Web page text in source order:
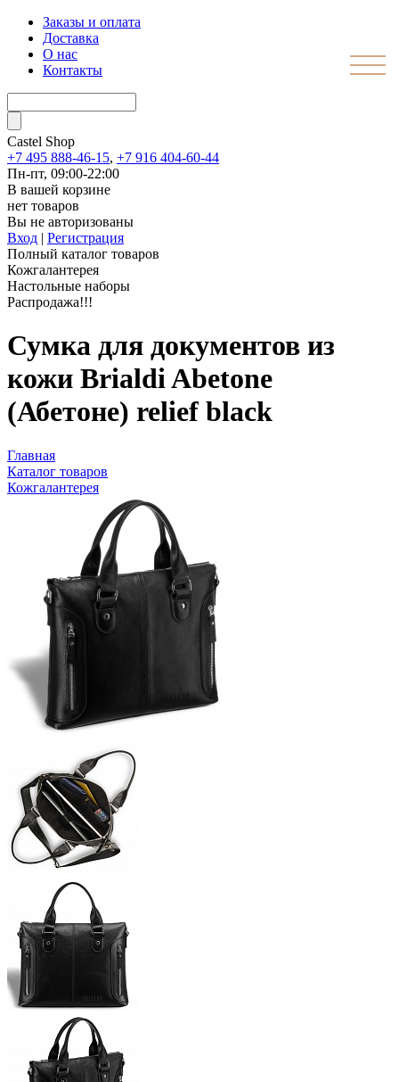
Заказы и оплата
Доставка
О нас
Контакты
Castel Shop
+7 495 888-46-15, +7 916 404-60-44
Пн-пт, 09:00-22:00
В вашей корзине
нет товаров
Вы не авторизованы
Вход | Регистрация
Полный каталог товаров
Кожгалантерея
Настольные наборы
Распродажа!!!
Сумка для документов из
кожи Brialdi Abetone
(Абетоне) relief black
Главная
Каталог товаров
Кожгалантерея